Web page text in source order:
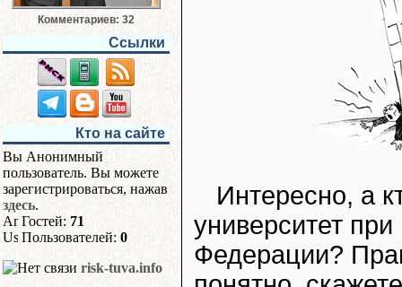
Комментариев: 32
Ссылки
Кто на сайте
Вы Анонимный
пользователь. Вы можете
зарегистрироваться, нажав
здесь.
Гостей: 71
Пользователей: 0
risk-tuva.info
Интересно, а
университет
Федерации?